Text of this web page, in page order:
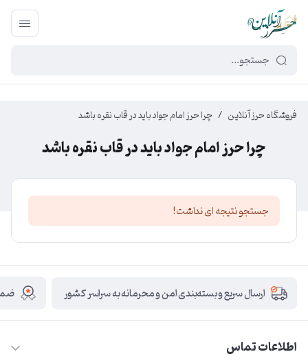
449f43cf-3da2-4422-bb12-2566cb5b8b05
فروشگاه حرز آنلاین / چرا حرز امام جواد باید در قاب نقره باشد
چرا حرز امام جواد باید در قاب نقره باشد
جستجو نتیجه ای نداشت!
ارسال سریع و بسته‌بندی امن و محرمانه به سراسر کشور
اطلاعات تماس